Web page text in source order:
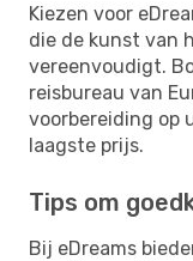
Kiezen voor
die de kunst van
vereenvoudigt.
reisbureau van
voorbereiding op
laagste prijs.
Tips om
Bij eDreams